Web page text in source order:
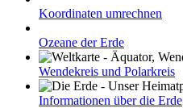
Koordinaten umrechnen
Ozeane der Erde
Wendekreis und Polarkreis
Informationen über die Erde